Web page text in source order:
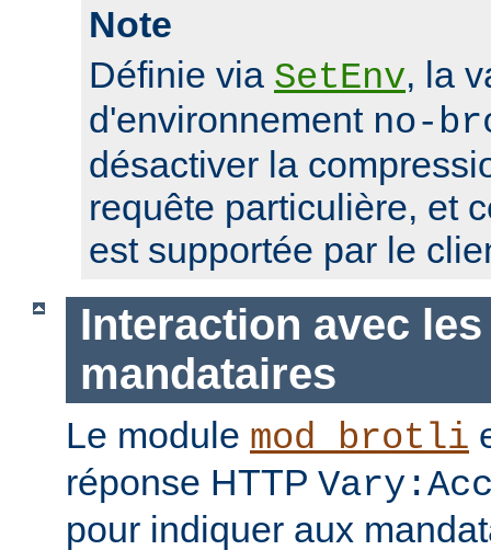
Note
Définie via SetEnv, la
d'environnement no-
désactiver la
requête particulière, et
est supportée par le
Interaction avec
mandataires
Le module mod_brotli
réponse HTTP
pour indiquer aux